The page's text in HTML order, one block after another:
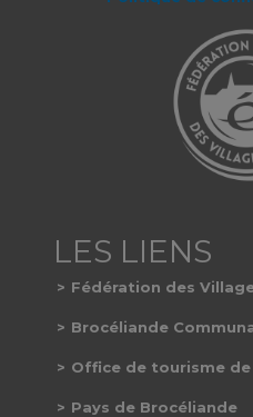
Fédération des
Brocéliande
Office de tourisme
Pays de Brocéliande